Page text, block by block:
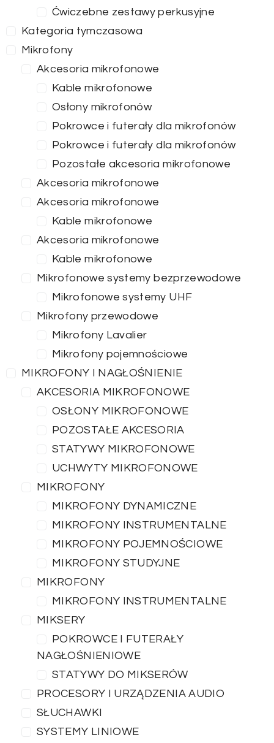
Ćwiczebne zestawy perkusyjne
Kategoria tymczasowa
Mikrofony
Akcesoria mikrofonowe
Kable mikrofonowe
Osłony mikrofonów
Pokrowce i futerały dla mikrofonów
Pokrowce i futerały dla mikrofonów
Pozostałe akcesoria mikrofonowe
Akcesoria mikrofonowe
Akcesoria mikrofonowe
Kable mikrofonowe
Akcesoria mikrofonowe
Kable mikrofonowe
Mikrofonowe systemy bezprzewodowe
Mikrofonowe systemy UHF
Mikrofony przewodowe
Mikrofony Lavalier
Mikrofony pojemnościowe
MIKROFONY I NAGŁOŚNIENIE
AKCESORIA MIKROFONOWE
OSŁONY MIKROFONOWE
POZOSTAŁE AKCESORIA
STATYWY MIKROFONOWE
UCHWYTY MIKROFONOWE
MIKROFONY
MIKROFONY DYNAMICZNE
MIKROFONY INSTRUMENTALNE
MIKROFONY POJEMNOŚCIOWE
MIKROFONY STUDYJNE
MIKROFONY
MIKROFONY INSTRUMENTALNE
MIKSERY
POKROWCE I FUTERAŁY
NAGŁOŚNIENIOWE
STATYWY DO MIKSERÓW
PROCESORY I URZĄDZENIA AUDIO
SŁUCHAWKI
SYSTEMY LINIOWE